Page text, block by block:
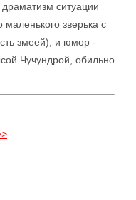
драматизм ситуации
зверька с
змеей), и юмор -
Чучундрой, обильно